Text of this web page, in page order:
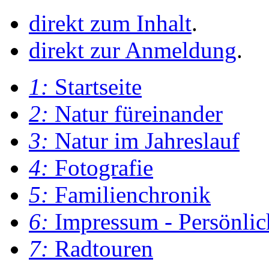
direkt zum Inhalt.
direkt zur Anmeldung.
1: Startseite
2: Natur füreinander
3: Natur im Jahreslauf
4: Fotografie
5: Familienchronik
6: Impressum -
7: Radtouren